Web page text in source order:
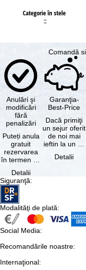
Categorie în stele
Comandă
Anulări şi
modificări
fără
penalizări
Puteți anula
gratuit
rezervarea
în termen de
data
rezervării, …
Detalii
Garanţia-
Best-Price
Dacă primiţi
un sejur oferit
de noi mai
ieftin la un alt
cu aceleaşi …
Detalii
Siguranţă:
Modalităţi de plată:
Social Media:
Recomandările noastre:
Internaţional: